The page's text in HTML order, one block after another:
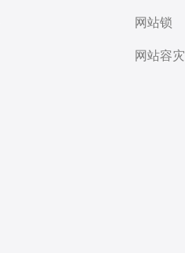
网站锁
网站容灾